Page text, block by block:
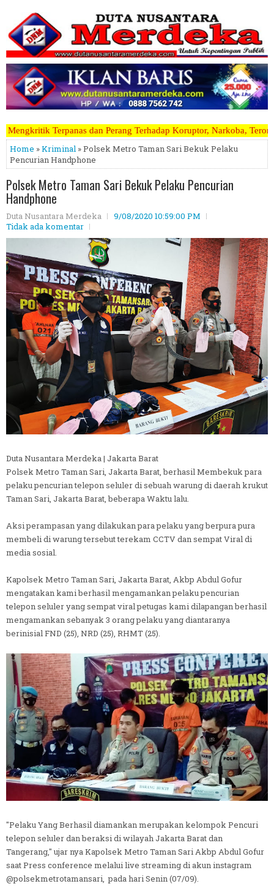
Terhadap Koruptor, Narkoba, Teroris Musuh Rakyat
Home »Kriminal » Polsek Metro Taman Sari Bekuk Pelaku
Pencurian Handphone
Polsek Metro Taman Sari Bekuk Pelaku Pencurian
Handphone
Duta Nusantara Merdeka
9/08/2020 10:59:00 PM
Tidak ada komentar
Duta Nusantara Merdeka | Jakarta Barat
Polsek Metro Taman Sari, Jakarta Barat, berhasil Membekuk para
pelaku pencurian telepon seluler di sebuah warung di daerah krukut
Taman Sari, Jakarta Barat, beberapa Waktu lalu.
Aksi perampasan yang dilakukan para pelaku yang berpura pura
membeli di warung tersebut terekam CCTV dan sempat Viral di
media sosial.
Kapolsek Metro Taman Sari, Jakarta Barat, Akbp Abdul Gofur
mengatakan kami berhasil mengamankan pelaku pencurian
telepon seluler yang sempat viral petugas kami dilapangan berhasil
mengamankan sebanyak 3 orang pelaku yang diantaranya
berinisial FND (25), NRD (25), RHMT (25).
"Pelaku Yang Berhasil diamankan merupakan kelompok Pencuri
telepon seluler dan beraksi di wilayah Jakarta Barat dan
Tangerang," ujar nya Kapolsek Metro Taman Sari Akbp Abdul Gofur
saat Press conference melalui live streaming di akun instagram
@polsekmetrotamansari, pada hari Senin (07/09).